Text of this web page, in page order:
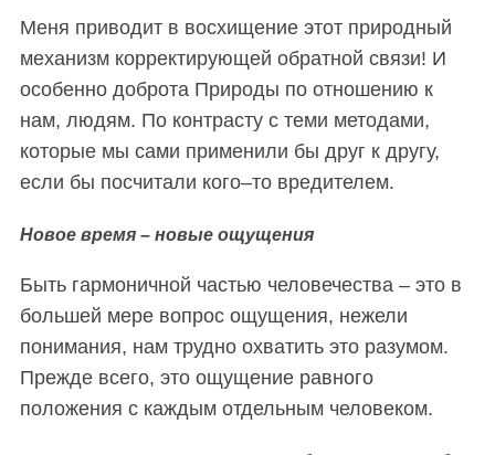
Меня приводит в восхищение этот природный
механизм корректирующей обратной связи! И
особенно доброта Природы по отношению к
нам, людям. По контрасту с теми методами,
которые мы сами применили бы друг к другу,
если бы посчитали кого–то вредителем.
Новое время – новые ощущения
Быть гармоничной частью человечества – это в
большей мере вопрос ощущения, нежели
понимания, нам трудно охватить это разумом.
Прежде всего, это ощущение равного
положения с каждым отдельным человеком.
S
e
r
c
По авторам